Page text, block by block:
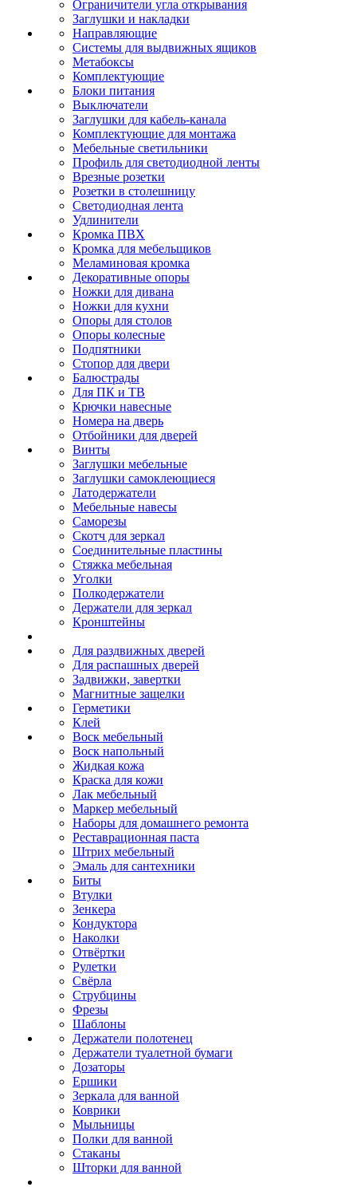
Ограничители угла открывания
Заглушки и накладки
Направляющие
Системы для выдвижных ящиков
Метабоксы
Комплектующие
Блоки питания
Выключатели
Заглушки для кабель-канала
Комплектующие для монтажа
Мебельные светильники
Профиль для светодиодной ленты
Врезные розетки
Розетки в столешницу
Светодиодная лента
Удлинители
Кромка ПВХ
Кромка для мебельщиков
Меламиновая кромка
Декоративные опоры
Ножки для дивана
Ножки для кухни
Опоры для столов
Опоры колесные
Подпятники
Стопор для двери
Балюстрады
Для ПК и ТВ
Крючки навесные
Номера на дверь
Отбойники для дверей
Винты
Заглушки мебельные
Заглушки самоклеющиеся
Латодержатели
Мебельные навесы
Саморезы
Скотч для зеркал
Соединительные пластины
Стяжка мебельная
Уголки
Полкодержатели
Держатели для зеркал
Кронштейны
Для раздвижных дверей
Для распашных дверей
Задвижки, завертки
Магнитные защелки
Герметики
Клей
Воск мебельный
Воск напольный
Жидкая кожа
Краска для кожи
Лак мебельный
Маркер мебельный
Наборы для домашнего ремонта
Реставрационная паста
Штрих мебельный
Эмаль для сантехники
Биты
Втулки
Зенкера
Кондуктора
Наколки
Отвёртки
Рулетки
Свёрла
Струбцины
Фрезы
Шаблоны
Держатели полотенец
Держатели туалетной бумаги
Дозаторы
Ершики
Зеркала для ванной
Коврики
Мыльницы
Полки для ванной
Стаканы
Шторки для ванной